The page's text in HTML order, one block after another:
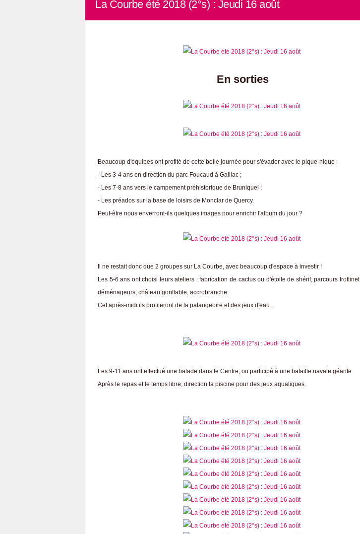
La Courbe été 2018 (2°s) : Jeudi 16 août
En sorties
Beaucoup d'équipes ont profité de cette belle journée pour s'évader avec le pique-nique :
- Les 3-4 ans en direction du parc Foucaud à Gaillac ;
- Les 7-8 ans vers le campement préhistorique de Bruniquel ;
- Les préados sur la base de loisirs de Monclar de Quercy.
Peut-être nous enverront-ils quelques images pour enrichir l'album du jour ?
Il ne restait donc que 2 groupes sur La Courbe, avec beaucoup d'espace à investir !
Les 5-6 ans ont choisi leurs ateliers : fabrication de cactus ou d'étoile de shérif, parcours
déménageurs, château gonflable, accrobranche.
Cet après-midi ils profiteront de la pataugeoire et des jeux d'eau.
Les 9-11 ans ont effectué une balade dans le Centre, ou participé à une bataille navale géante.
Après le repas et le temps libre, direction la piscine pour des jeux aquatiques.